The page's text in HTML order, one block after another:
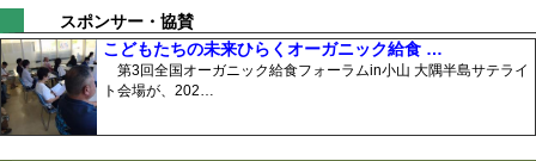
スポンサー・協賛
こどもたちの未来ひらくオーガニック給食 …
第3回全国オーガニック給食フォーラムin小山 大隅半島サテライ
ト会場が、202…